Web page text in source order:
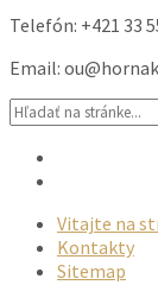
Telefón: +421 33
Email:
Vyhľadávanie:
Vitajte na
Kontakty
Sitemap